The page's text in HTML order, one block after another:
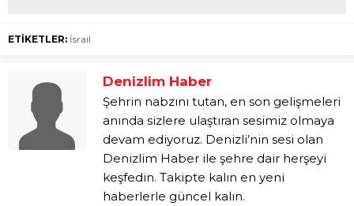
ETİKETLER: İsrail
Denizlim Haber
Şehrin nabzını tutan, en son gelişmeleri
anında sizlere ulaştıran sesimiz olmaya
devam ediyoruz. Denizli’nin sesi olan
Denizlim Haber ile şehre dair herşeyi
keşfedin. Takipte kalın en yeni
haberlerle güncel kalın.